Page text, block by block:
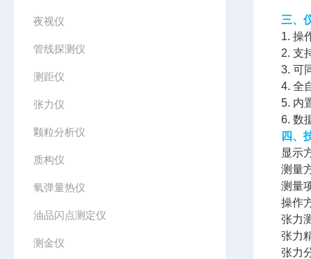
夜视仪
管线探测仪
测距仪
张力仪
颗粒分析仪
质构仪
氧弹量热仪
油品闪点测定仪
测金仪
三、
1. 操
2. 支
3. 可
4. 全
5. 内
6. 数
四、
显示
测量
测量
操作
张力
张力
张力